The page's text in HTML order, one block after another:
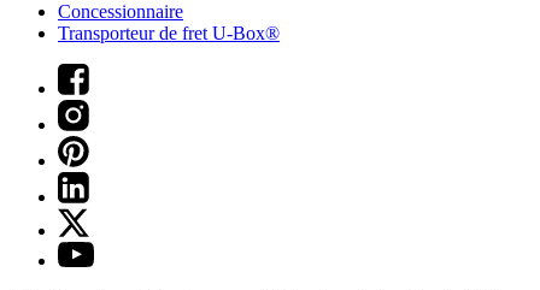
Concessionnaire
Transporteur de fret U-Box®